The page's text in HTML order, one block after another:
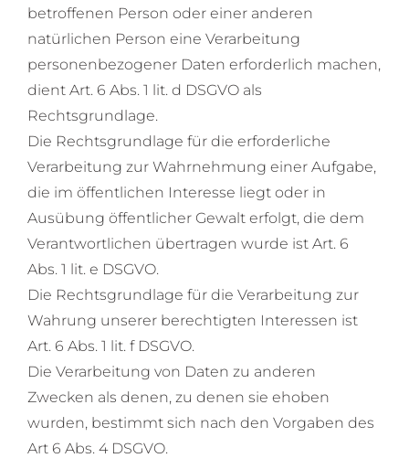
betroffenen Person oder einer anderen
natürlichen Person eine Verarbeitung
personenbezogener Daten erforderlich machen,
dient Art. 6 Abs. 1 lit. d DSGVO als
Rechtsgrundlage.
Die Rechtsgrundlage für die erforderliche
Verarbeitung zur Wahrnehmung einer Aufgabe,
die im öffentlichen Interesse liegt oder in
Ausübung öffentlicher Gewalt erfolgt, die dem
Verantwortlichen übertragen wurde ist Art. 6
Abs. 1 lit. e DSGVO.
Die Rechtsgrundlage für die Verarbeitung zur
Wahrung unserer berechtigten Interessen ist
Art. 6 Abs. 1 lit. f DSGVO.
Die Verarbeitung von Daten zu anderen
Zwecken als denen, zu denen sie ehoben
wurden, bestimmt sich nach den Vorgaben des
Art 6 Abs. 4 DSGVO.